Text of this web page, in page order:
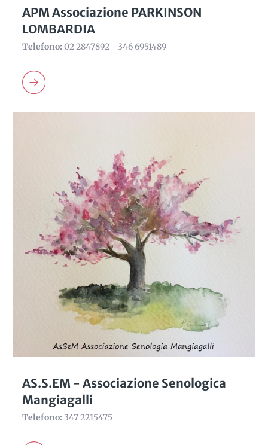
APM Associazione PARKINSON
LOMBARDIA
Telefono: 02 2847892 - 346 6951489
AS.S.EM - Associazione Senologica
Mangiagalli
Telefono: 347 2215475